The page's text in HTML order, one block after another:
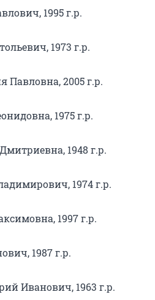
1995 г.р.
1973 г.р.
Павловна, 2005 г.р.
1975 г.р.
1948 г.р.
1974 г.р.
1997 г.р.
1987 г.р.
Иванович, 1963 г.р.